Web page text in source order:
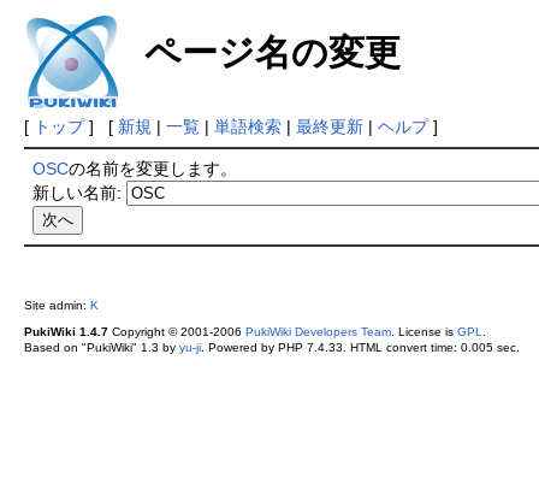
ページ名の変更
[ トップ] [ 新規 | 一覧| 単語検索| 最終更新| ヘルプ]
OSCの名前を変更します。
新しい名前:
Site admin: K
PukiWiki 1.4.7Copyright © 2001-2006 PukiWiki Developers Team. License is GPL
Based on "PukiWiki" 1.3 by yu-ji. Powered by PHP 7.4.33. HTML convert time: 0.005 sec.